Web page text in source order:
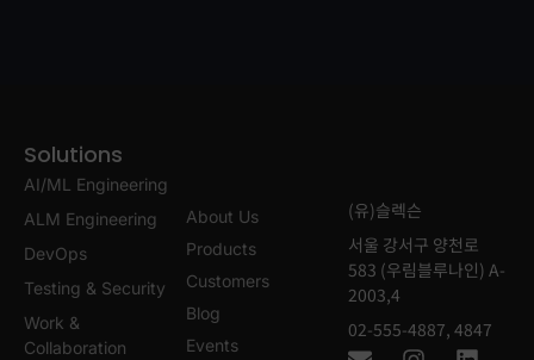
Solutions
AI/ML Engineering
ALM Engineering
DevOps
Testing & Security
Work &
Collaboration
About Us
Products
Customers
Blog
Events
(유)슬렉슨
서울 강서구 양천로
583 (우림블루나인) A-
2003,4
02-555-4887, 4847